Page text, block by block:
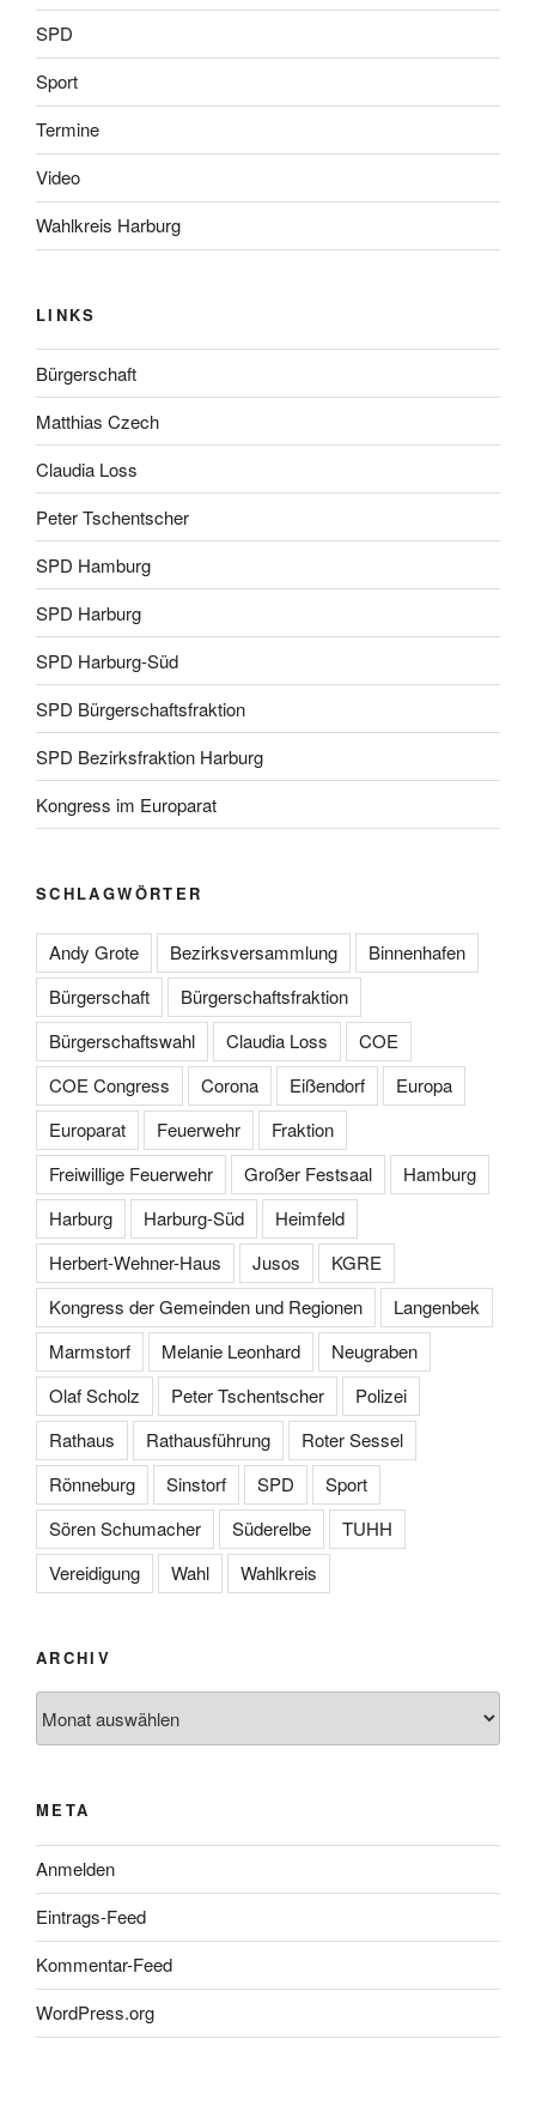
SPD
Sport
Termine
Video
Wahlkreis Harburg
LINKS
Bürgerschaft
Matthias Czech
Claudia Loss
Peter Tschentscher
SPD Hamburg
SPD Harburg
SPD Harburg-Süd
SPD Bürgerschaftsfraktion
SPD Bezirksfraktion Harburg
Kongress im Europarat
SCHLAGWÖRTER
Andy Grote Bezirksversammlung
Binnenhafen
Bürgerschaft
Bürgerschaftsfraktion
Bürgerschaftswahl
Claudia Loss
COE
COE Congress
Corona Eißendorf
Europa
Europarat
Feuerwehr
Fraktion
Freiwillige Feuerwehr
Großer Festsaal
Hamburg
Harburg
Harburg-Süd
Heimfeld
Herbert-Wehner-Haus
Jusos
KGRE
Kongress der Gemeinden und Regionen
Langenbek
Marmstorf
Melanie Leonhard
Neugraben
Olaf Scholz
Peter Tschentscher
Polizei
Rathaus
Rathausführung
Roter Sessel
Rönneburg
Sinstorf SPD
Sport
Sören Schumacher
Süderelbe
TUHH
Vereidigung
Wahl Wahlkreis
ARCHIV
META
Anmelden
Eintrags-Feed
Kommentar-Feed
WordPress.org